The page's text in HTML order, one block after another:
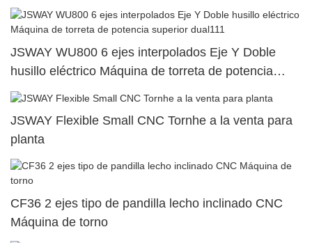
JSWAY WU800 6 ejes interpolados Eje Y Doble
husillo eléctrico Máquina de torreta de potencia
superior dual111
JSWAY Flexible Small CNC Tornhe a la venta para
planta
CF36 2 ejes tipo de pandilla lecho inclinado CNC
Máquina de torno